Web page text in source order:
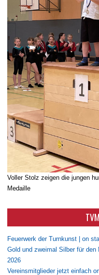
Voller Stolz zeigen die jungen
Medaille
Feuerwerk der Turnkunst | on
Gold und zweimal Silber für
2026
Vereinsmitglieder jetzt einfach